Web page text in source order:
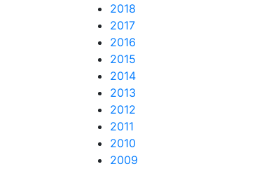
2018
2017
2016
2015
2014
2013
2012
2011
2010
2009